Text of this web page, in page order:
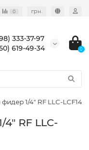
0 грн.
333-37-97
619-49-34
0
1/4" RF LLC-LCF14-
RF LLC-